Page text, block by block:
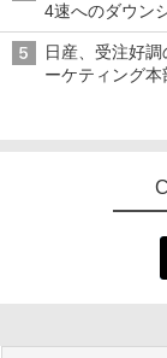
4速へのダウン
日産、受注好
ーケティング